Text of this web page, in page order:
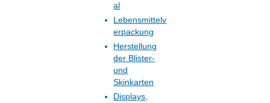
al
Lebensmittelv
erpackung
Herstellung
der Blister-
und
Skinkarten
Displays,